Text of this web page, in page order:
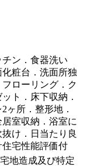
ン．食器洗い
粧台．洗面所独
ローリング．ク
ト．床下収納．
ヶ所．整形地．
室収納．浴室に
け．日当たり良
宅性能評価付
地造成及び特定